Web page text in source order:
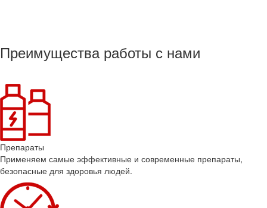
Преимущества работы с нами
Препараты
Применяем самые эффективные и современные препараты,
безопасные для здоровья людей.